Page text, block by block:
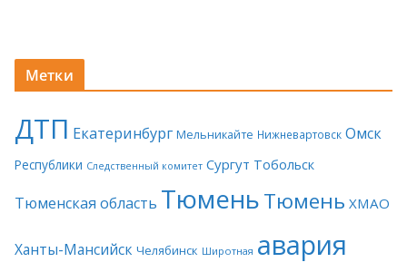
Метки
ДТП Екатеринбург Мельникайте Нижневартовск Омск
Республики Следственный комитет Сургут Тобольск
Тюменская область ТюменьТюмень ХМАО
Ханты-Мансийск Челябинск Широтная авария